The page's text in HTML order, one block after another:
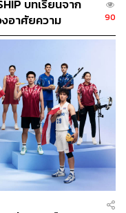
บทเรียนจาก
อาศัยความ
90